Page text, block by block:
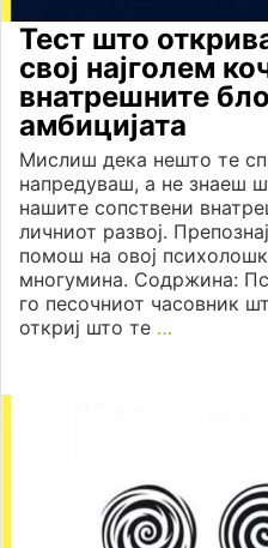
Тест што
свој најголем
внатрешните
амбицијата
Мислиш дека нешто те
напредуваш, а не знаеш
нашите сопствени
личниот развој.
помош на овој
многумина. Содржина:
го песочниот часовник
откриј што те …